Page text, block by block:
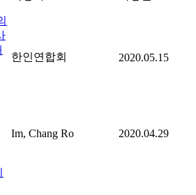
한인연합회 2020.05.15
Im, Chang Ro 2020.04.29